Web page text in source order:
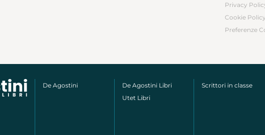
Privacy
Cookie Policy
Preferenze
De Agostini
De Agostini Libri
Utet Libri
Scrittori in classe